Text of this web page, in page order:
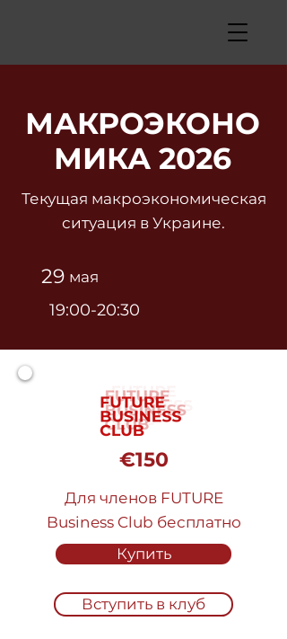
МАКРОЭКОНО
МИКА 2026
Текущая макроэкономическая
ситуация в Украине.
29 мая
19:00-20:30
€150
Для членов FUTURE
Business Club бесплатно
Купить
Вступить в клуб